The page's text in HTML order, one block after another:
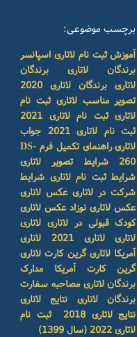
برچسب موضوعی:
آموزش ثبت نام لاتاری اسپانسر
برندگان لاتاری
برندگان
لاتاری برندگان لاتاری 2020
تصویر مناسب لاتاری ثبت نام
لاتاری ثبت نام لاتاری 2021
ثبت نام لاتاری 2021
جواب
لاتاری
راهنمای تکمیل فرم DS-
260
شرایط تصویر لاتاری
شرایط ثبت نام لاتاری شرایط
شرکت در لاتاری عکس لاتاری
عکس لاتاری نوزاد عکس لاتاری
کودک قبولی در لاتاری لاتاری
لاتاریلاتاری 2021
لاتاری
آمریکا لاتاری گرین کارت لاتاری
گرین کارت آمریکا
مدارک
برندگان لاتاری مصاحبه سفارت
برندگان لاتاری
نتایج لاتاری
نتایج لاتاری 2018
ثبت نام
لاتاری 2022 (سال 1399)